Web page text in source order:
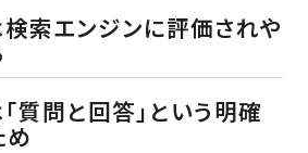
索エンジンに評価されや
質問と回答」という明確
め